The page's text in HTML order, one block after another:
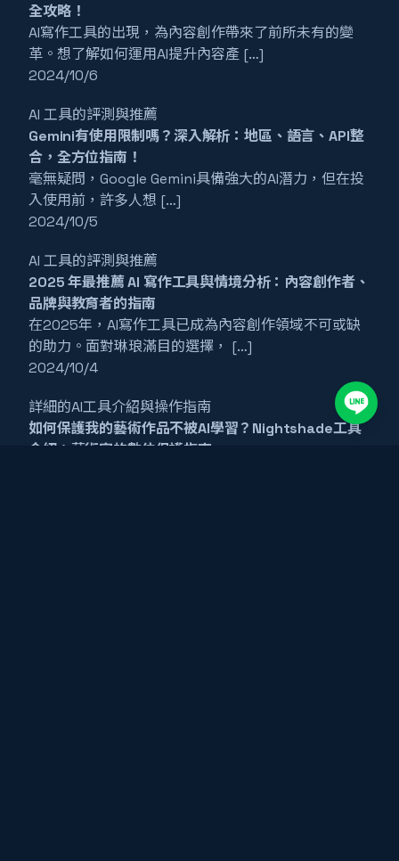
全攻略！
AI寫作工具的出現，為內容創作帶來了前所未有的變
革。想了解如何運用AI提升內容產 […]
2024/10/6
AI 工具的評測與推薦
Gemini有使用限制嗎？深入解析：地區、語言、API整
合，全方位指南！
毫無疑問，Google Gemini具備強大的AI潛力，但在投
入使用前，許多人想 […]
2024/10/5
AI 工具的評測與推薦
2025 年最推薦 AI 寫作工具與情境分析：內容創作者、
品牌與教育者的指南
在2025年，AI寫作工具已成為內容創作領域不可或缺
的助力。面對琳琅滿目的選擇， […]
2024/10/4
詳細的AI工具介紹與操作指南
如何保護我的藝術作品不被AI學習？Nightshade工具
介紹：藝術家的數位保護指南